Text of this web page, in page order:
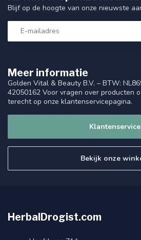
Meer informatie
Golden Vital & Beauty B.V. – BTW:
42050162 Voor vragen over producten
terecht op onze klantenservicepagina.
Klantenservice
Bekijk onze
Blijf op de hoogte van onze nieuwste
HerbalDrogist.com